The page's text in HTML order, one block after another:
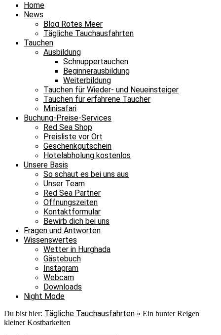
Home
News
Blog Rotes Meer
Tägliche Tauchausfahrten
Tauchen
Ausbildung
Schnuppertauchen
Beginnerausbildung
Weiterbildung
Tauchen für Wieder- und Neueinsteiger
Tauchen für erfahrene Taucher
Minisafari
Buchung-Preise-Services
Red Sea Shop
Preisliste vor Ort
Geschenkgutschein
Hotelabholung kostenlos
Unsere Basis
So schaut es bei uns aus
Unser Team
Red Sea Partner
Öffnungszeiten
Kontaktformular
Bewirb dich bei uns
Fragen und Antworten
Wissenswertes
Wetter in Hurghada
Gästebuch
Instagram
Webcam
Downloads
Night Mode
Du bist hier: Tägliche Tauchausfahrten » Ein bunter Reigen
kleiner Kostbarkeiten